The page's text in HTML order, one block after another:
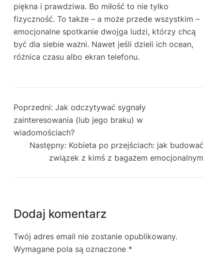
piękna i prawdziwa. Bo miłość to nie tylko
fizyczność. To także – a może przede wszystkim –
emocjonalne spotkanie dwojga ludzi, którzy chcą
być dla siebie ważni. Nawet jeśli dzieli ich ocean,
różnica czasu albo ekran telefonu.
Poprzedni: Jak odczytywać sygnały
zainteresowania (lub jego braku) w
wiadomościach?
Następny: Kobieta po przejściach: jak budować
związek z kimś z bagażem emocjonalnym
Dodaj komentarz
Twój adres email nie zostanie opublikowany.
Wymagane pola są oznaczone *